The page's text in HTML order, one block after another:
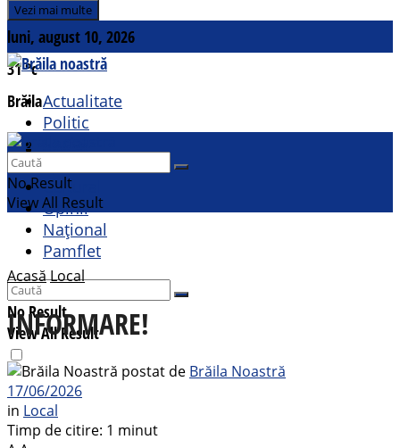
Vezi mai multe
luni, august 10, 2026
31°c
Brăila
Contact
Actualitate
Politic
Cultural
Opinii
Național
Pamflet
No Result
View All Result
No Result
View All Result
AcasăLocal
INFORMARE!
postat de Brăila Noastră
17/06/2026
in Local
Timp de citire: 1 minut